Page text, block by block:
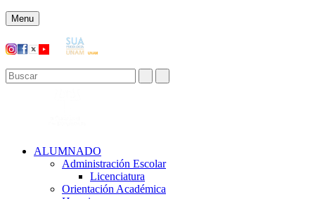
Menu
ALUMNADO
Administración Escolar
Licenciatura
Orientación Académica​